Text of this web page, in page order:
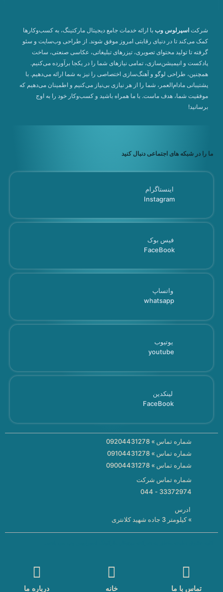
شرکت اسپرلوس وب با ارائه خدمات جامع دیجیتال مارکتینگ، به کسب‌وکارها
کمک می‌کند تا در دنیای رقابتی امروز موفق شوند. از طراحی وب‌سایت و سئو
گرفته تا تولید محتوای تصویری، تیزرهای تبلیغاتی، عکاسی صنعتی، ساخت
پادکست و انیمیشن‌سازی، تمامی نیازهای شما را در یکجا برآورده می‌کنیم.
همچنین، طراحی لوگو و آهنگ‌سازی اختصاصی را نیز به شما ارائه می‌دهیم. با
پشتیبانی مادام‌العمر، شما را از هر نیازی بی‌نیاز می‌کنیم و اطمینان می‌دهیم که
موفقیت شما، هدف ماست. با ما همراه باشید و کسب‌وکار خود را به اوج
برسانید!
ما را در شبکه های اجتماعی دنبال کنید
اینستاگرام
Instagram
فیس بوک
FaceBook
واتساپ
whatsapp
یوتیوب
youtube
لینکدین
FaceBook
شماره تماس » 09204431278
شماره تماس » 09104431278
شماره تماس » 09004431278
شماره تماس شرکت
33372974 - 044
ادرس
» کیلومتر 3 جاده شهید کلانتری
تماس با ما خانه درباره ما